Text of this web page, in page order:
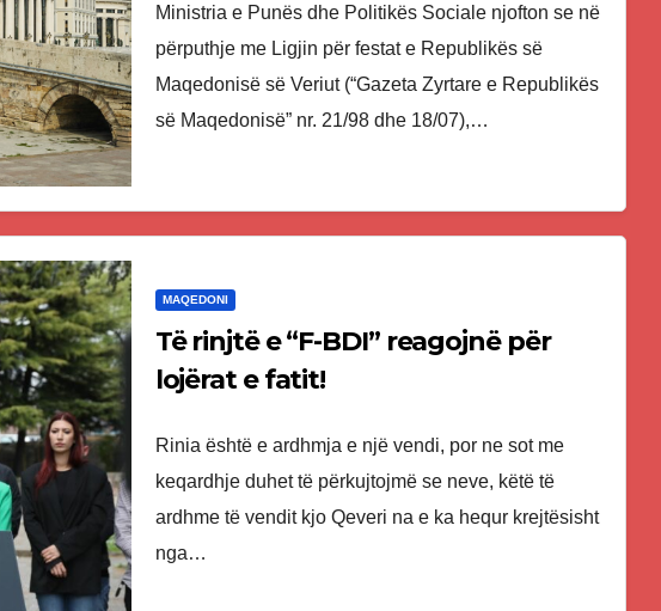
Ministria e Punës dhe Politikës Sociale njofton se në
përputhje me Ligjin për festat e Republikës së
Maqedonisë së Veriut (“Gazeta Zyrtare e Republikës
së Maqedonisë” nr. 21/98 dhe 18/07),…
MAQEDONI
Të rinjtë e “F-BDI” reagojnë për
lojërat e fatit!
Rinia është e ardhmja e një vendi, por ne sot me
keqardhje duhet të përkujtojmë se neve, këtë të
ardhme të vendit kjo Qeveri na e ka hequr krejtësisht
nga…